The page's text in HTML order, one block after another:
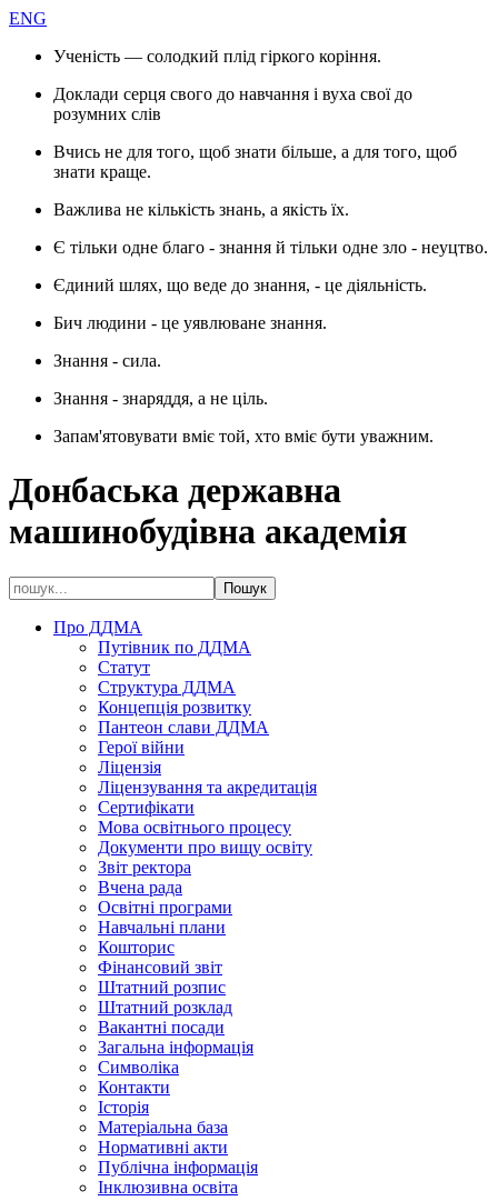
ENG
Ученість — солодкий плід гіркого коріння.
Доклади серця свого до навчання і вуха свої до
розумних слів
Вчись не для того, щоб знати більше, а для того, щоб
знати краще.
Важлива не кількість знань, а якість їх.
Є тільки одне благо - знання й тільки одне зло - неуцтво.
Єдиний шлях, що веде до знання, - це діяльність.
Бич людини - це уявлюване знання.
Знання - сила.
Знання - знаряддя, а не ціль.
Запам'ятовувати вміє той, хто вміє бути уважним.
Донбаська державна
машинобудівна академія
Про ДДМА
Путівник по ДДМА
Статут
Структура ДДМА
Концепція розвитку
Пантеон слави ДДМА
Герої війни
Ліцензія
Ліцензування та акредитація
Сертифікати
Мова освітнього процесу
Документи про вищу освіту
Звіт ректора
Вчена рада
Освітні програми
Навчальні плани
Кошторис
Фінансовий звіт
Штатний розпис
Штатний розклад
Вакантні посади
Загальна інформація
Символіка
Контакти
Історія
Матеріальна база
Нормативні акти
Публічна інформація
Інклюзивна освіта